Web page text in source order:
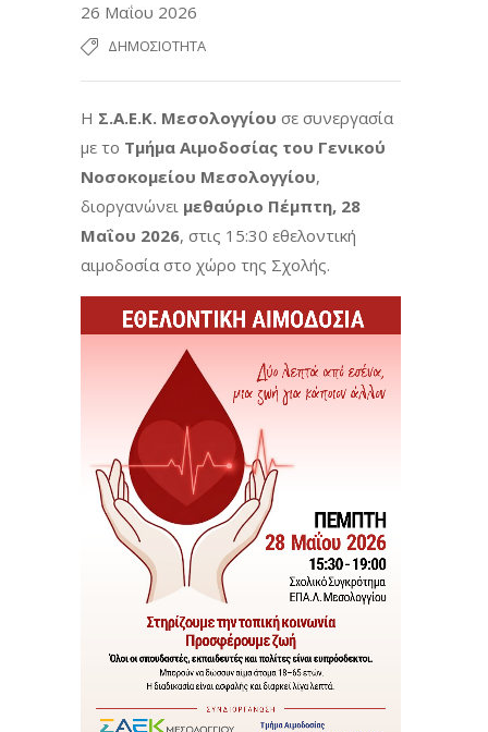
26 Μαΐου 2026
ΔΗΜΟΣΙΌΤΗΤΑ
Η Σ.Α.Ε.Κ. Μεσολογγίου σε συνεργασία
με το Τμήμα Αιμοδοσίας του Γενικού
Νοσοκομείου Μεσολογγίου,
διοργανώνει μεθαύριο Πέμπτη, 28
Μαΐου 2026, στις 15:30 εθελοντική
αιμοδοσία στο χώρο της Σχολής.